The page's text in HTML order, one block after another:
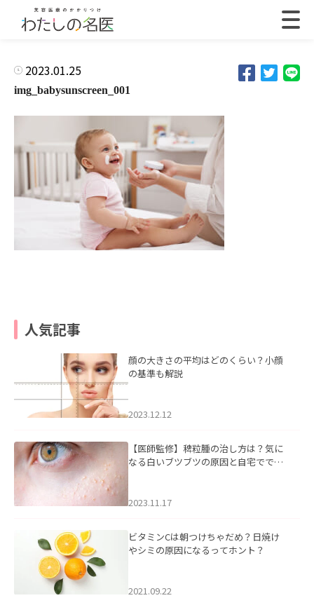
2023.01.25
img_babysunscreen_001
人気記事
顔の大きさの平均はどのくらい？小顔
の基準も解説
2023.12.12
【医師監修】稗粒腫の治し方は？気に
なる白いブツブツの原因と自宅ででき
2023.11.17
ビタミンCは朝つけちゃだめ？日焼け
やシミの原因になるってホント？
2021.09.22